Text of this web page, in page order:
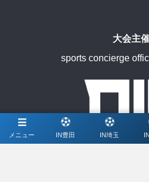
メニュー IN豊田 IN埼玉
大会主
sports concierge